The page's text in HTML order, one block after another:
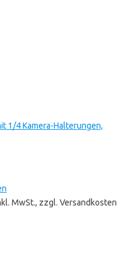
1/4 Kamera-Halterungen,
MwSt., zzgl. Versandkosten